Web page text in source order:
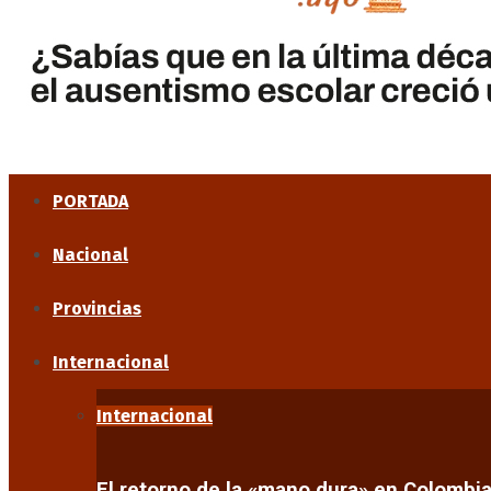
PORTADA
Nacional
Provincias
Internacional
Internacional